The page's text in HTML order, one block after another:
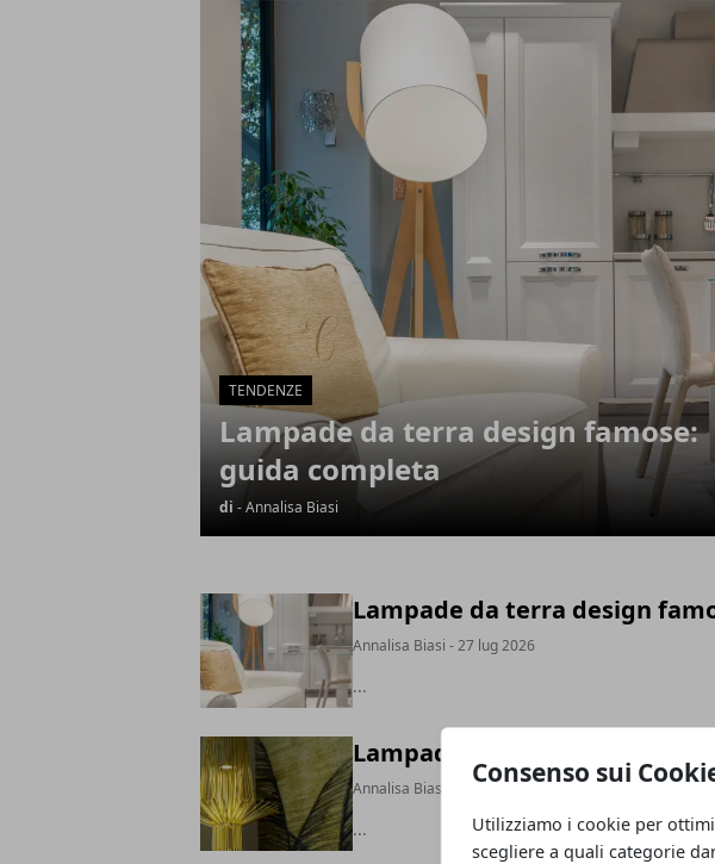
Consenso sui
Utilizziamo i cookie per
scegliere a quali categorie
Articoli in Evidenza
TENDENZE
Lampade da terra design famose:
guida completa
di - Annalisa Biasi
Lampade da terra design
Annalisa Biasi - 27 lug 2026
...
Lampadari design famosi:
Annalisa Biasi - 17 lug 2026
...